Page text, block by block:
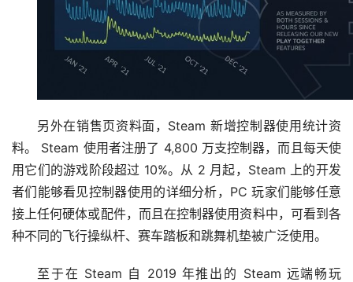
另外在销售页资料面，Steam 新增控制器使用统计资
料。 Steam 使用者注册了 4,800 万支控制器，而且每天使
用它们的游戏阶段超过 10%。从 2 月起，Steam 上的开发
者们能够看见控制器使用的详细分析，PC 玩家们能够任意
接上任何硬体或配件，而且在控制器使用资料中，可看到各
种不同的飞行操纵杆、赛车踏板和跳舞机垫被广泛使用。
至于在 Steam 自 2019 年推出的 Steam 远端畅玩